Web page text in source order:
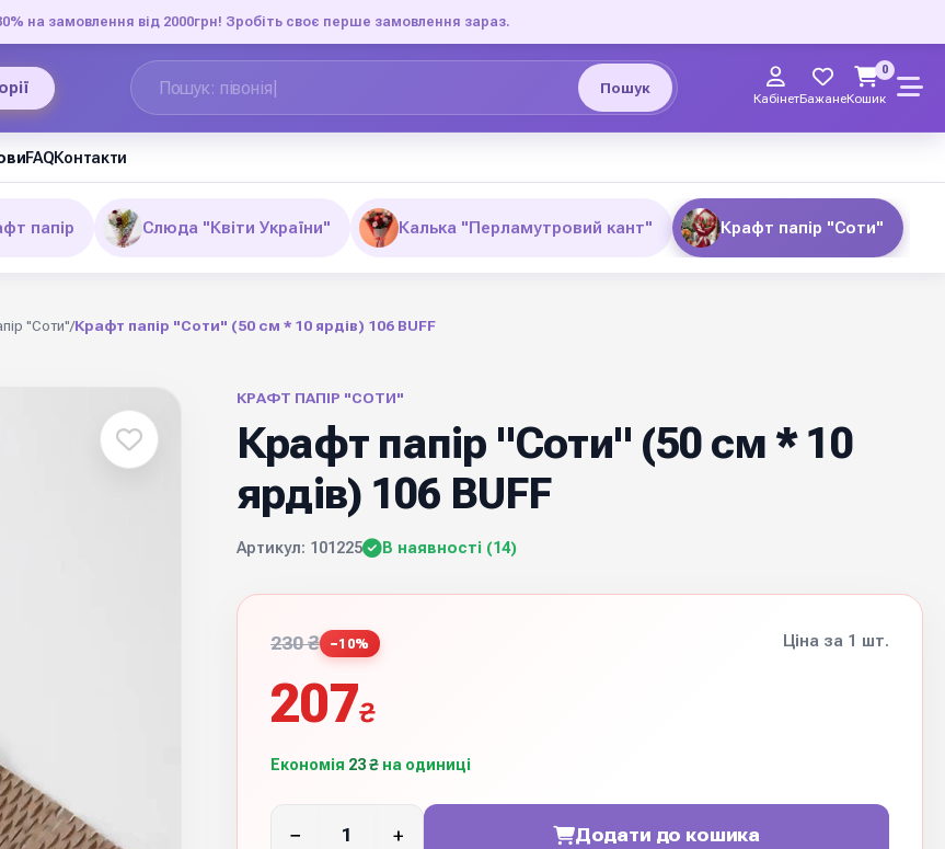
на замовлення від 2000грн! Зробіть своє перше замовлення зараз.
Пошук
КабінетБажанеКошик
0
FAQКонтакти
папір Слюда "Квіти України" Калька "Перламутровий кант" Крафт папір "Соти"
"Соти"/Крафт папір "Соти" (50 см * 10 ярдів) 106 BUFF
КРАФТ ПАПІР "СОТИ"
Крафт папір "Соти" (50 см * 10
ярдів) 106 BUFF
Артикул: 101225 В наявності (14)
230 ₴ −10%
207₴
Економія 23 ₴ на одиниці
Ціна за 1 шт.
− + Додати до кошика